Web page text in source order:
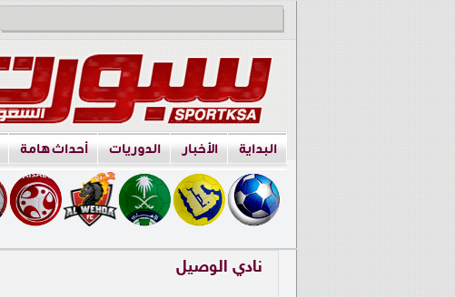
البداية الأخبار الدوريات أحداث هامة
نادي الوصيل